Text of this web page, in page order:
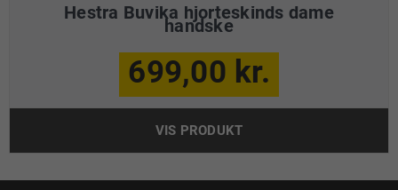
Hestra Buvika hjorteskinds dame
handske
699,00 kr.
VIS PRODUKT